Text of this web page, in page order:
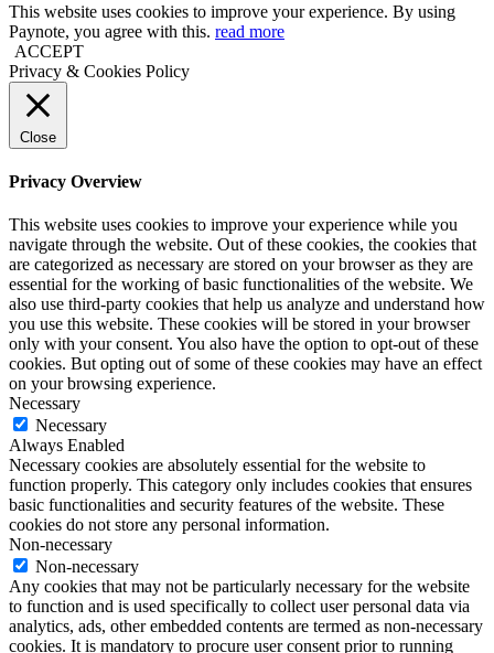
This website uses cookies to improve your experience. By using
Paynote, you agree with this. read more
ACCEPT
Privacy & Cookies Policy
Close
Privacy Overview
This website uses cookies to improve your experience while you
navigate through the website. Out of these cookies, the cookies that
are categorized as necessary are stored on your browser as they are
essential for the working of basic functionalities of the website. We
also use third-party cookies that help us analyze and understand how
you use this website. These cookies will be stored in your browser
only with your consent. You also have the option to opt-out of these
cookies. But opting out of some of these cookies may have an effect
on your browsing experience.
Necessary
Necessary
Always Enabled
Necessary cookies are absolutely essential for the website to
function properly. This category only includes cookies that ensures
basic functionalities and security features of the website. These
cookies do not store any personal information.
Non-necessary
Non-necessary
Any cookies that may not be particularly necessary for the website
to function and is used specifically to collect user personal data via
analytics, ads, other embedded contents are termed as non-necessary
cookies. It is mandatory to procure user consent prior to running